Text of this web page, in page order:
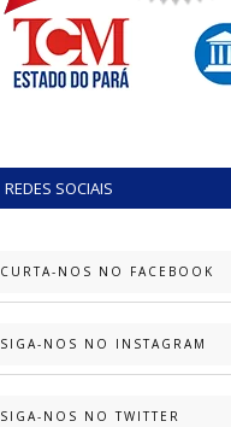
REDES SOCIAIS
CURTA-NOS NO FACEBOOK
SIGA-NOS NO INSTAGRAM
SIGA-NOS NO TWITTER